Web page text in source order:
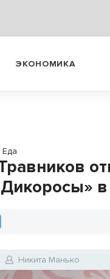
ЭКОНОМИКА
Еда
Никита Манько